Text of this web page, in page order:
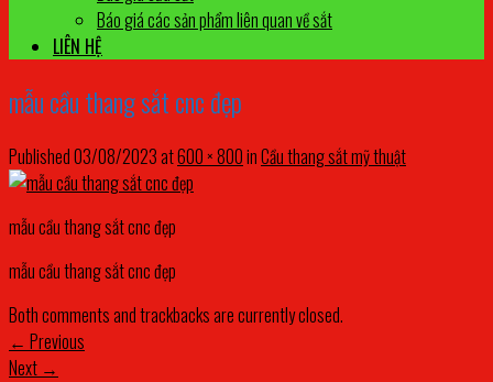
Báo giá các sản phẩm liên quan về sắt
LIÊN HỆ
mẫu cầu thang sắt cnc đẹp
Published03/08/2023at600 × 800inCầu thang sắt mỹ thuật
mẫu cầu thang sắt cnc đẹp
mẫu cầu thang sắt cnc đẹp
Both comments and trackbacks are currently closed.
← Previous
Next →